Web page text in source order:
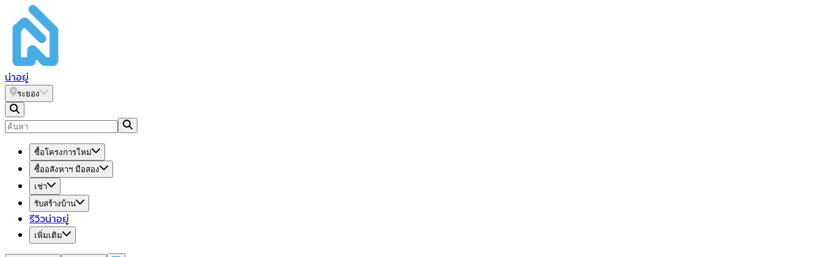
น่าอยู่
ระยอง
ซื้อโครงการใหม่
ซื้ออสังหาฯ มือสอง
เช่า
รับสร้างบ้าน
รีวิวน่าอยู่
เพิ่มเติม